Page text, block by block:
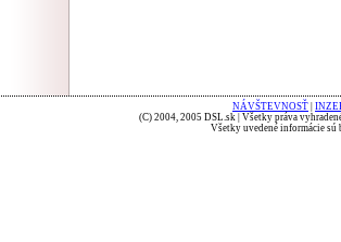
NÁVŠTEVNOSŤ
(C) 2004, 2005 DSL.sk | Všetky práva
Všetky uvedené informácie sú